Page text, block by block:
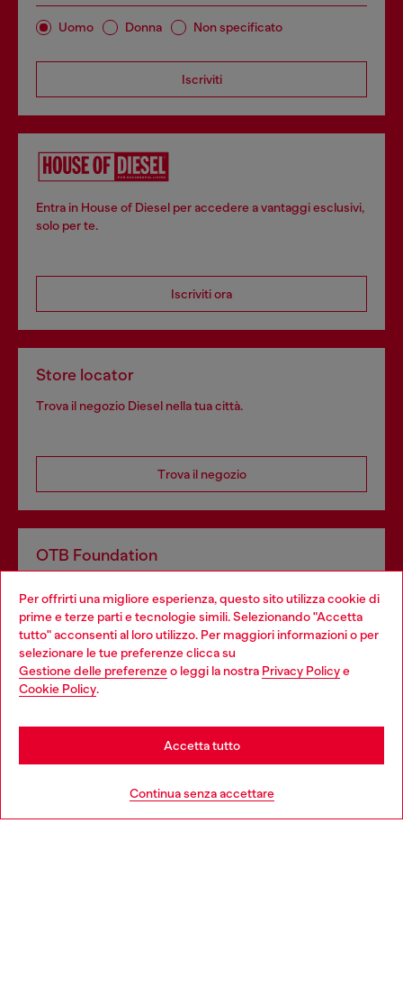
Per offrirti una migliore esperienza, questo sito utilizza cookie di
prime e terze parti e tecnologie simili. Selezionando "Accetta
tutto" acconsenti al loro utilizzo. Per maggiori informazioni o per
selezionare le tue preferenze clicca su
Gestione delle preferenzeo leggi la nostra Privacy Policye
Cookie Policy.
Continua senza accettare
Accetta tutto
Uomo Donna Non specificato
Iscriviti
Entra in House of Diesel per accedere a vantaggi esclusivi,
solo per te.
Iscriviti ora
Store locator
Trova il negozio Diesel nella tua città.
Trova il negozio
OTB Foundation
profit del gruppo OTB che sostiene progetti concreti per
giovani, donne, inclusione ed emergenze in tutto il mondo.
Choose your location
You are currently browsing Italia website, but it seems you may
be based in United States